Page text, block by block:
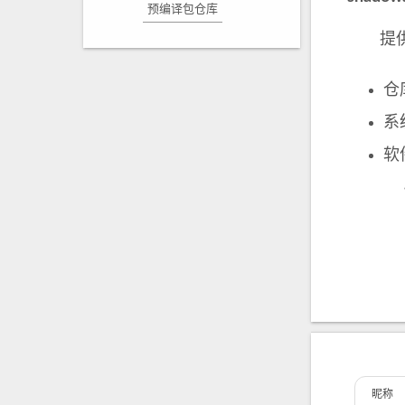
预编译包仓库
提供
仓
系
软
昵称